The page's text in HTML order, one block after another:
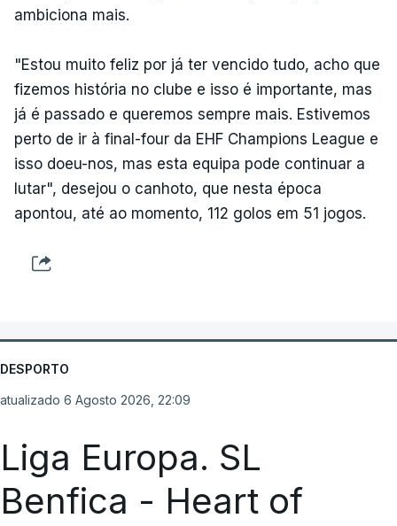
ambiciona mais.
"Estou muito feliz por já ter vencido tudo, acho que
fizemos história no clube e isso é importante, mas
já é passado e queremos sempre mais. Estivemos
perto de ir à final-four da EHF Champions League e
isso doeu-nos, mas esta equipa pode continuar a
lutar", desejou o canhoto, que nesta época
apontou, até ao momento, 112 golos em 51 jogos.
DESPORTO
atualizado 6 Agosto 2026, 22:09
Liga Europa. SL
Benfica - Heart of